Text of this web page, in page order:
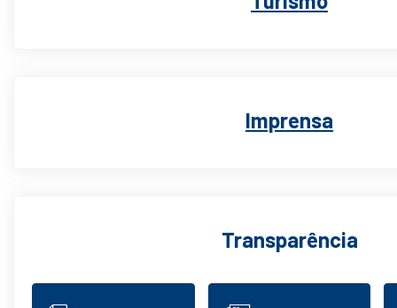
Imprensa
Transparência